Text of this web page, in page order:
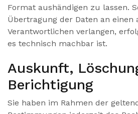
Format aushändigen zu lassen.
Übertragung der Daten an einen
Verantwortlichen verlangen,
es technisch machbar ist.
Auskunft,
Berichtigung
Sie haben im Rahmen der